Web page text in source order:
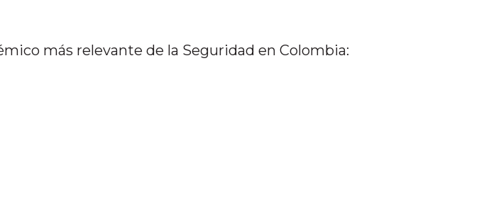
más relevante de la Seguridad en Colombia: